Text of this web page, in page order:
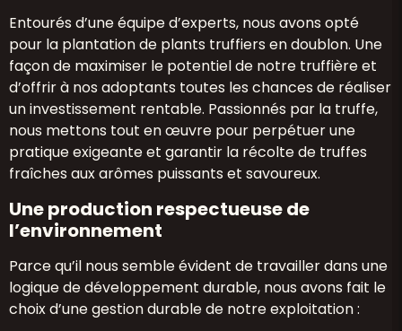
Entourés d’une équipe d’experts, nous avons opté
pour la plantation de plants truffiers en doublon. Une
façon de maximiser le potentiel de notre truffière et
d’offrir à nos adoptants toutes les chances de réaliser
un investissement rentable. Passionnés par la truffe,
nous mettons tout en œuvre pour perpétuer une
pratique exigeante et garantir la récolte de truffes
fraîches aux arômes puissants et savoureux.
Une production respectueuse de
l’environnement
Parce qu’il nous semble évident de travailler dans une
logique de développement durable, nous avons fait le
choix d’une gestion durable de notre exploitation :